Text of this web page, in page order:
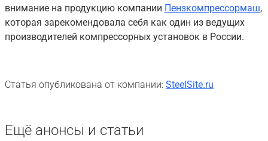
внимание на продукцию компании Пензкомпрессормаш,
которая зарекомендовала себя как один из ведущих
производителей компрессорных установок в России.
Статья опубликована от компании: SteelSite.ru
Ещё анонсы и статьи